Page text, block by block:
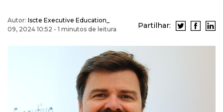
Autor: Iscte Executive Education_
09, 2024 10:52 - 1 minutos de leitura
Partilhar: